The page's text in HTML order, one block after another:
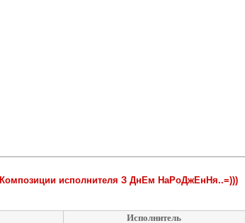
Композиции исполнителя З ДнЕм НаРоДжЕнНя..=)))
Исполнитель